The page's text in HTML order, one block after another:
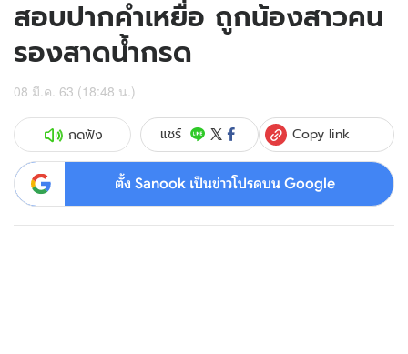
สอบปากคำเหยื่อ ถูกน้องสาวคน
รองสาดน้ำกรด
08 มี.ค. 63 (18:48 น.)
กดฟัง แชร์ Copy link
ตั้ง Sanook เป็นข่าวโปรดบน Google